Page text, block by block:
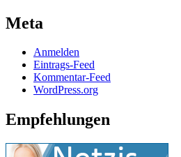
Meta
Anmelden
Eintrags-Feed
Kommentar-Feed
WordPress.org
Empfehlungen